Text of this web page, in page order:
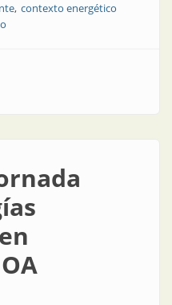
contexto energético
inteligentes en contexto